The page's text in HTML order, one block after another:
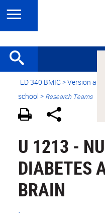
ED 340 BMIC>Version
school > Research Teams
U 1213 -
DIABETES
BRAIN